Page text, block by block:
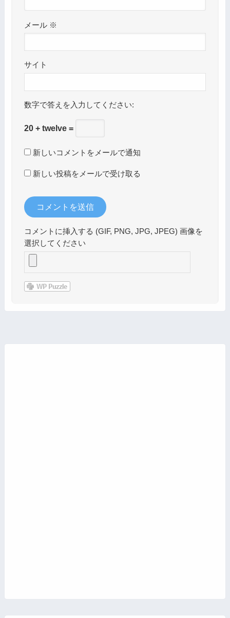
メール ※
サイト
数字で答えを入力してください:
20 + twelve =
新しいコメントをメールで通知
新しい投稿をメールで受け取る
コメントに挿入する (GIF, PNG, JPG, JPEG) 画像を
選択してください